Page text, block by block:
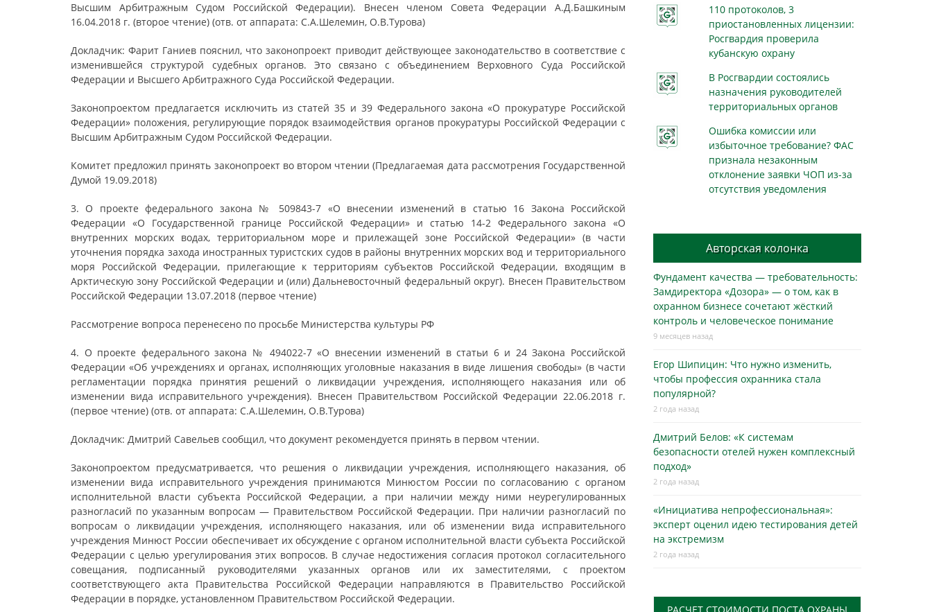
Высшим Арбитражным Судом Российской Федерации). Внесен членом Совета Федерации А.Д.Башкиным
16.04.2018 г. (второе чтение) (отв. от аппарата: С.А.Шелемин, О.В.Турова)
Докладчик: Фарит Ганиев пояснил, что законопроект приводит действующее законодательство в соответствие с
изменившейся структурой судебных органов. Это связано с объединением Верховного Суда Российской
Федерации и Высшего Арбитражного Суда Российской Федерации.
Законопроектом предлагается исключить из статей 35 и 39 Федерального закона «О прокуратуре Российской
Федерации» положения, регулирующие порядок взаимодействия органов прокуратуры Российской Федерации с
Высшим Арбитражным Судом Российской Федерации.
Комитет предложил принять законопроект во втором чтении (Предлагаемая дата рассмотрения Государственной
Думой 19.09.2018)
3. О проекте федерального закона № 509843-7 «О внесении изменений в статью 16 Закона Российской
Федерации «О Государственной границе Российской Федерации» и статью 14-2 Федерального закона «О
внутренних морских водах, территориальном море и прилежащей зоне Российской Федерации» (в части
уточнения порядка захода иностранных туристских судов в районы внутренних морских вод и территориального
моря Российской Федерации, прилегающие к территориям субъектов Российской Федерации, входящим в
Арктическую зону Российской Федерации и (или) Дальневосточный федеральный округ). Внесен Правительством
Российской Федерации 13.07.2018 (первое чтение)
Рассмотрение вопроса перенесено по просьбе Министерства культуры РФ
4. О проекте федерального закона № 494022-7 «О внесении изменений в статьи 6 и 24 Закона Российской
Федерации «Об учреждениях и органах, исполняющих уголовные наказания в виде лишения свободы» (в части
регламентации порядка принятия решений о ликвидации учреждения, исполняющего наказания или об
изменении вида исправительного учреждения). Внесен Правительством Российской Федерации 22.06.2018 г.
(первое чтение) (отв. от аппарата: С.А.Шелемин, О.В.Турова)
Докладчик: Дмитрий Савельев сообщил, что документ рекомендуется принять в первом чтении.
Законопроектом предусматривается, что решения о ликвидации учреждения, исполняющего наказания, об
изменении вида исправительного учреждения принимаются Минюстом России по согласованию с органом
исполнительной власти субъекта Российской Федерации, а при наличии между ними неурегулированных
разногласий по указанным вопросам — Правительством Российской Федерации. При наличии разногласий по
вопросам о ликвидации учреждения, исполняющего наказания, или об изменении вида исправительного
учреждения Минюст России обеспечивает их обсуждение с органом исполнительной власти субъекта Российской
Федерации с целью урегулирования этих вопросов. В случае недостижения согласия протокол согласительного
совещания, подписанный руководителями указанных органов или их заместителями, с проектом
соответствующего акта Правительства Российской Федерации направляются в Правительство Российской
Федерации в порядке, установленном Правительством Российской Федерации.
110 протоколов, 3
приостановленных лицензии:
Росгвардия проверила
кубанскую охрану
В Росгвардии состоялись
назначения руководителей
территориальных органов
Ошибка комиссии или
избыточное требование? ФАС
признала незаконным
отклонение заявки ЧОП из-за
отсутствия уведомления
Авторская колонка
Фундамент качества — требовательность:
Замдиректора «Дозора» — о том, как в
охранном бизнесe сочетают жёсткий
контроль и человеческое понимание
9 месяцев назад
Егор Шипицин: Что нужно изменить,
чтобы профессия охранника стала
популярной?
2 года назад
Дмитрий Белов: «К системам
безопасности отелей нужен комплексный
подход»
2 года назад
«Инициатива непрофессиональная»:
эксперт оценил идею тестирования детей
на экстремизм
2 года назад